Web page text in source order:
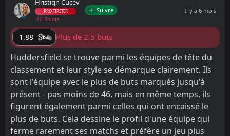
Hristiqn Cucev
PRO TIPSTER
-10 Points
Suivre Il y a 6 mois
1.88 Plus de 2.5 buts
Huddersfield se trouve parmi les équipes de tête du
classement et leur style se démarque clairement. Ils
sont l'équipe avec le plus de buts marqués jusqu'à
présent - pas moins de 46, mais en même temps, ils
figurent également parmi celles qui ont encaissé le
plus de buts. Cela dessine le profil d'une équipe qui
ferme rarement ses matchs et préfère un jeu plus